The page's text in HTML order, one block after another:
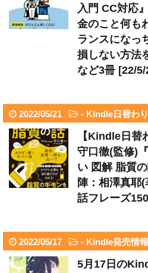
入門 CC対応
金のこと何も
ランスになっ
損しない方法
など3冊 [22/5/
2022/05/21 - Kindle日替わ
【Kindle日替
守口徹(監修)
い 図解 脂質
陣：相澤真耶
話フレーズ
2022/05/17 - Kindle発売情報
5月17日の